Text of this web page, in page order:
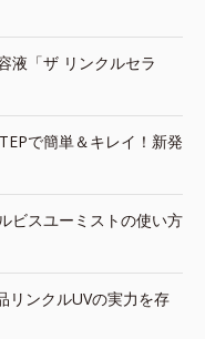
液「ザ リンクルセラ
で簡単＆キレイ！新発
ビスユーミストの使い方
リンクルUVの実力を存